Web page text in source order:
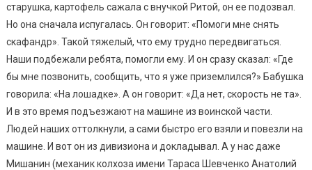
старушка, картофель сажала с внучкой Ритой, он ее подозвал.
Но она сначала испугалась. Он говорит: «Помоги мне снять
скафандр». Такой тяжелый, что ему трудно передвигаться.
Наши подбежали ребята, помогли ему. И он сразу сказал: «Где
бы мне позвонить, сообщить, что я уже приземлился?» Бабушка
говорила: «На лошадке». А он говорит: «Да нет, скорость не та».
И в это время подъезжают на машине из воинской части.
Людей наших оттолкнули, а сами быстро его взяли и повезли на
машине. И вот он из дивизиона и докладывал. А у нас даже
Мишанин (механик колхоза имени Тараса Шевченко Анатолий